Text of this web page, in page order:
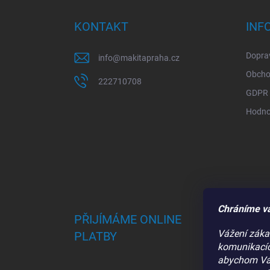
Chráníme
Vážení
abychom
KONTAKT
info@makitapraha.cz
222710708
GDPR
PŘIJÍMÁME ONLINE
PLATBY